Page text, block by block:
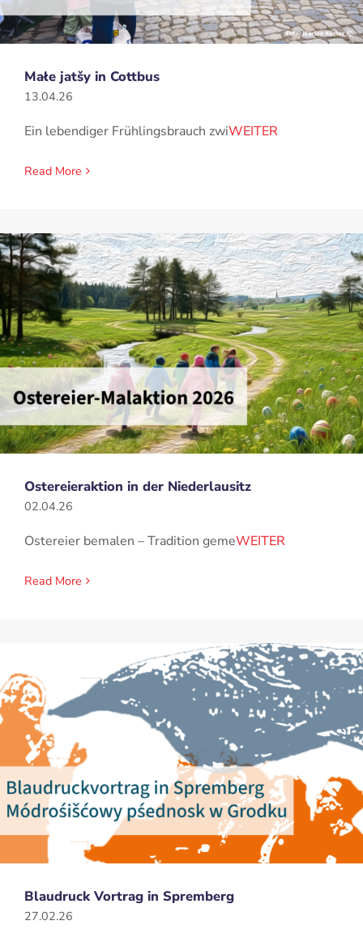
Małe jatšy in Cottbus
13.04.26
Ein lebendiger Frühlingsbrauch zwiWEITER
Read More
Ostereieraktion in der Niederlausitz
02.04.26
Ostereier bemalen – Tradition gemeWEITER
Read More
Blaudruck Vortrag in Spremberg
27.02.26